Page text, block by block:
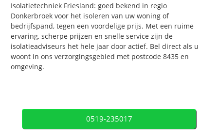
Isolatietechniek Friesland: goed bekend in regio
Donkerbroek voor het isoleren van uw woning of
bedrijfspand, tegen een voordelige prijs. Met een ruime
ervaring, scherpe prijzen en snelle service zijn de
isolatieadviseurs het hele jaar door actief. Bel direct als u
woont in ons verzorgingsgebied met postcode 8435 en
omgeving.
0519-235017